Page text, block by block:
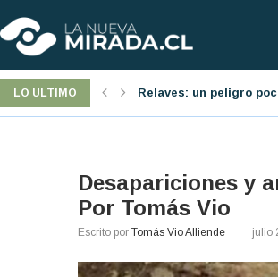
LO ULTIMO
presente Jornada laboral: una
Desapariciones y
Por Tomás Vio
Escrito por Tomás Vio Alliende julio